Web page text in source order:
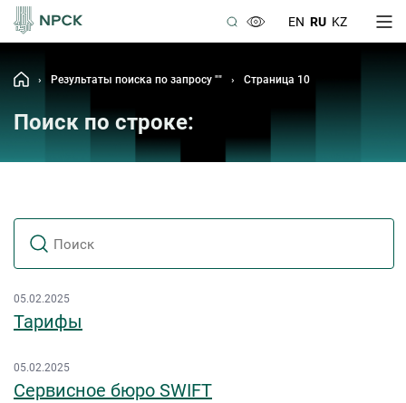
EN RU KZ
› Результаты поиска по запросу "" › Страница 10
Поиск по строке:
05.02.2025
Тарифы
05.02.2025
Сервисное бюро SWIFT